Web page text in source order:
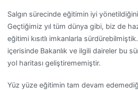
Salgın sürecinde eğitimin iyi
Geçtiğimiz yıl tüm dünya gibi, biz de
eğitimi kısıtlı imkanlarla
içerisinde Bakanlık ve ilgili daireler bu
yol haritası geliştirememiştir.
Yüz yüze eğitimin tam devam